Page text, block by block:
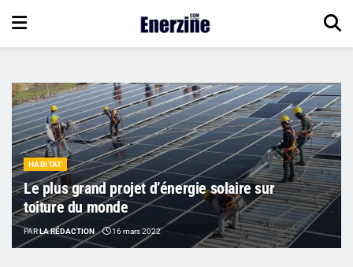
HABITAT
Le plus grand projet d’énergie solaire sur
toiture du monde
PARLA RÉDACTION 16 mars 2022